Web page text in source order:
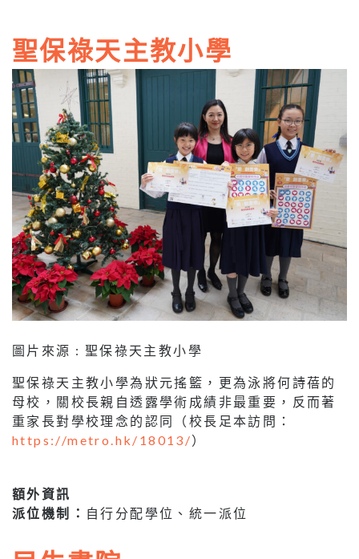
聖保祿天主教小學
圖片來源 : 聖保祿天主教小學
聖保祿天主教小學為狀元搖籃，更為泳將何詩蓓的
母校，關校長親自透露學術成績非最重要，反而著
重家長對學校理念的認同（校長足本訪問：
https://metro.hk/18013/）
額外資訊
派位機制： 自行分配學位、統一派位